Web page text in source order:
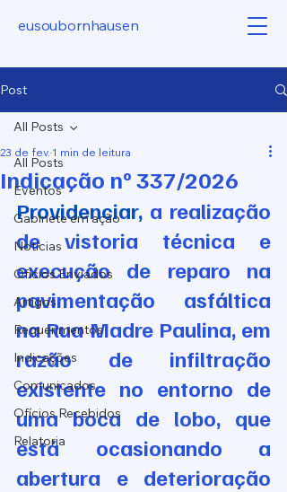
eusoubornhausen
Post
All Posts
Eventos
Gabinete em ação
Notícias
Ofícios Enviados
Artigos
Requerimentos
Indicações
Comunicados
Ofícios Recebidos
Relatoria
All Posts
Indicação nº 337/2026
23 de fev. 1 min de leitura
Providenciar, a realização
de vistoria técnica e
execução de reparo na
pavimentação asfáltica
na Rua Madre Paulina, em
razão de infiltração
existente no entorno de
uma boca de lobo, que
está ocasionando a
abertura e deterioração